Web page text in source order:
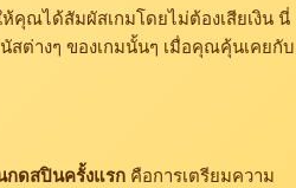
คุณได้สัมผัสเกมโดยไม่ต้องเสียเงิน นี่
ต่างๆ ของเกมนั้นๆ เมื่อคุณคุ้นเคยกับ
กดสปินครั้งแรก คือการเตรียมความ